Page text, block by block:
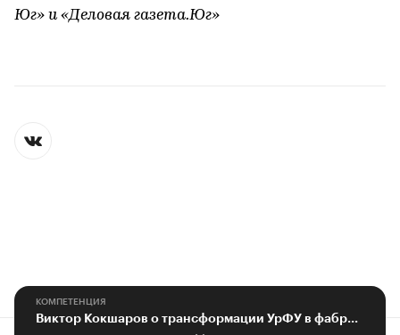
Юг» и «Деловая газета.Юг»
КОМПЕТЕНЦИЯ
Виктор Кокшаров о трансформации УрФУ в фабрику технологий